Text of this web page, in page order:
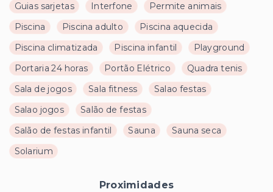
Guias sarjetas
Interfone
Permite animais
Piscina
Piscina adulto
Piscina aquecida
Piscina climatizada
Piscina infantil
Playground
Portaria 24 horas
Portão Elétrico
Quadra tenis
Sala de jogos
Sala fitness
Salao festas
Salao jogos
Salão de festas
Salão de festas infantil
Sauna
Sauna seca
Solarium
Proximidades